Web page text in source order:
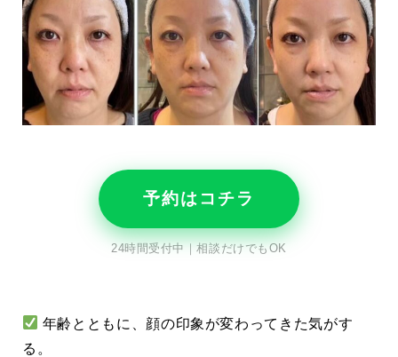
予約はコチラ
24時間受付中｜相談だけでもOK
年齢とともに、顔の印象が変わってきた気がす
る。